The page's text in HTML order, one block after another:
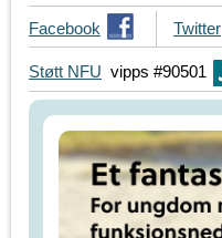
T
i
p
s
Facebook
T
i
p
s
i
n
e
Twitter
Støtt NFU vipps #90501